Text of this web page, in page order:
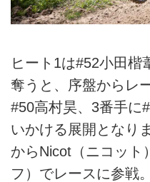
ヒート1は#52小田楷
奪うと、序盤からレ
#50高村昊、3番手に
いかける展開となり
からNicot（ニコット
フ）でレースに参戦